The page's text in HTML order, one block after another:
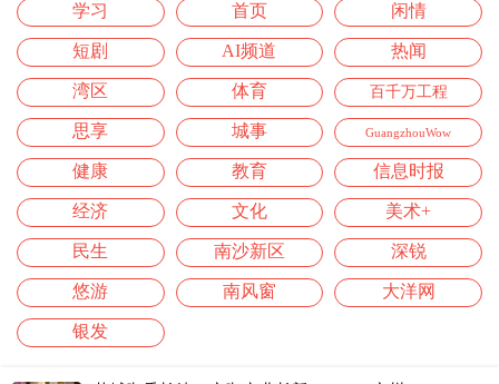
学习 首页 闲情
短剧 AI频道 热闻
湾区 体育 百千万工程
思享 城事 GuangzhouWow
健康 教育 信息时报
经济 文化 美术+
民生 南沙新区 深锐
悠游 南风窗 大洋网
银发